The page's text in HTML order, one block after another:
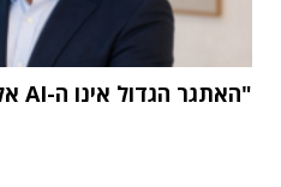
"האתגר הגדול אינו ה-AI אלא הטמעתה בארגון"